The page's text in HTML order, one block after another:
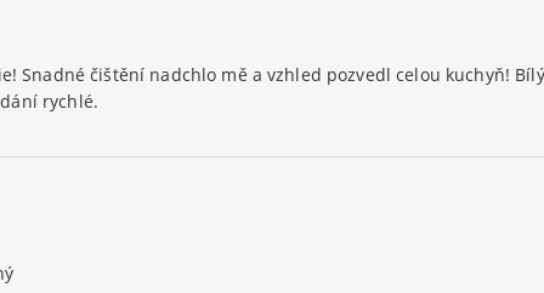
Snadné čištění nadchlo mě a vzhled pozvedl celou kuchyň!
rychlé.